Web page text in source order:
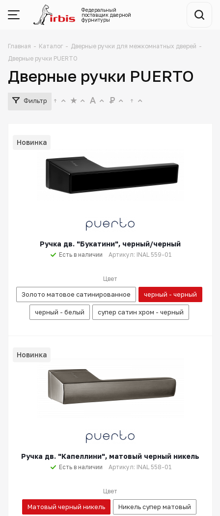
Федеральный
поставщик дверной
фурнитуры
Главная - Каталог - Дверные ручки для межкомнатных дверей -
Дверные ручки PUERTO
Дверные ручки PUERTO
Фильтр
Новинка
Ручка дв. "Букатини", черный/черный
Есть в наличии Артикул: INAL 559-01
Цвет
Золото матовое сатинированное черный - черный
черный - белый супер сатин хром - черный
Новинка
Ручка дв. "Капеллини", матовый черный никель
Есть в наличии Артикул: INAL 558-01
Цвет
Матовый черный никель Никель супер матовый